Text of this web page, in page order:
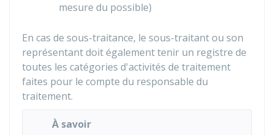
mesure du possible)
En cas de sous-traitance, le sous-traitant ou son
représentant doit également tenir un registre de
toutes les catégories d'activités de traitement
faites pour le compte du responsable du
traitement.
À savoir